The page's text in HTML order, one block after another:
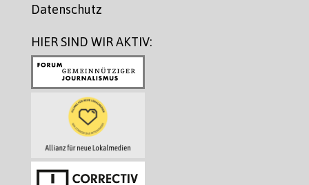
Datenschutz
HIER SIND WIR AKTIV: